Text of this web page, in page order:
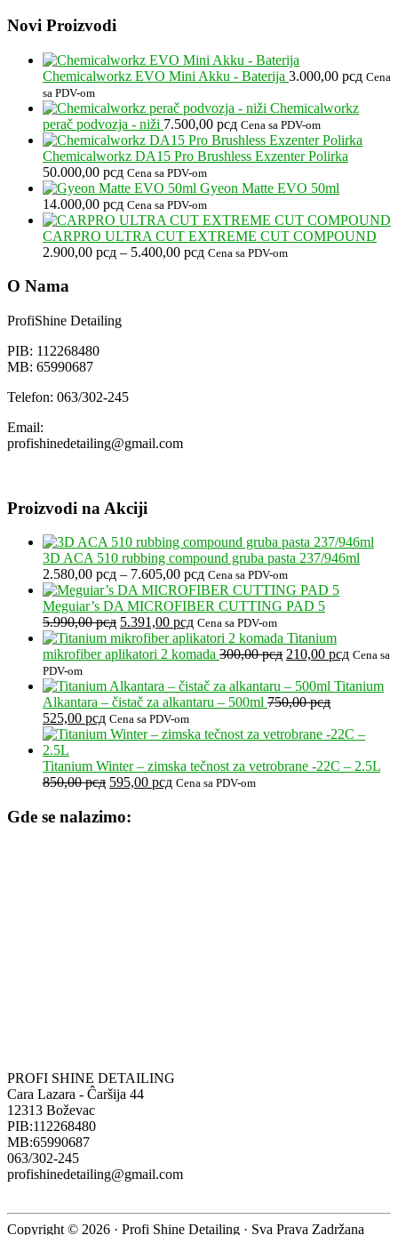
Footer
Novi Proizvodi
Chemicalworkz EVO Mini Akku - Baterija 3.000,00 рсд Cena
sa PDV-om
Chemicalworkz
perač podvozja - niži 7.500,00 рсд Cena sa PDV-om
Chemicalworkz DA15 Pro Brushless Exzenter Polirka
50.000,00 рсд Cena sa PDV-om
Gyeon Matte EVO 50ml
14.000,00 рсд Cena sa PDV-om
CARPRO ULTRA CUT EXTREME CUT COMPOUND
2.900,00 рсд – 5.400,00 рсдRaspon
Cena sa PDV-om
O Nama
ProfiShine Detailing
PIB: 112268480
MB: 65990687
Telefon: 063/302-245
Email:
profishinedetailing@gmail.com
Proizvodi na Akciji
3D ACA 510 rubbing compound gruba pasta 237/946ml
2.580,00 рсд – 7.605,00 рсдRaspon
cena:
od
2.580,00 рсд
do
7.605,00 рсд
Cena sa PDV-om
Meguiar’s DA MICROFIBER CUTTING PAD 5
5.990,00рсд Originalna
cena
je
5.990,00 рсд.
5.391,00 рсдTrenutna
cena
je:
Cena sa PDV-om
Titanium
mikrofiber aplikatori 2 komada 300,00рсд Originalna
je
bila:
210,00 рсдTrenutna
je:
Cena sa
PDV-om
Titanium
Alkantara – čistač za alkantaru – 500ml 750,00рсд
Originalna
cena
je
bila:
750,00 рсд.
525,00 рсдTrenutna
cena
525,00 рсд.
Cena sa PDV-om
Titanium Winter – zimska tečnost za vetrobrane -22C – 2.5L
850,00рсд Originalna
je
595,00 рсдTrenutna
Cena sa PDV-om
Gde se nalazimo:
PROFI SHINE DETAILING
Cara Lazara - Ĉaršija 44
12313 Boževac
PIB:112268480
MB:65990687
063/302-245
profishinedetailing@gmail.com
Copyright © 2026 · Profi Shine Detailing · Sva Prava Zadržana